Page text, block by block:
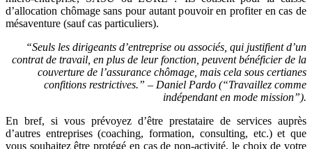
d’allocation chômage sans pour autant pouvoir en profiter en cas de
mésaventure (sauf cas particuliers).
“Seuls les dirigeants d’entreprise ou associés, qui justifient d’un
contrat de travail, en plus de leur fonction, peuvent bénéficier de la
couverture de l’assurance chômage, mais cela sous certianes
confitions restrictives.” – Daniel Pardo (“Travaillez comme
indépendant en mode mission”).
En bref, si vous prévoyez d’être prestataire de services auprès
d’autres entreprises (coaching, formation, consulting, etc.) et que
vous souhaitez être protégé en cas de non-activité, le choix de votre